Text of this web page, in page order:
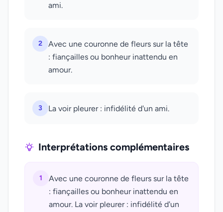
ami.
2
Avec une couronne de fleurs sur la tête
: fiançailles ou bonheur inattendu en
amour.
3 La voir pleurer : infidélité d'un ami.
Interprétations complémentaires
1
Avec une couronne de fleurs sur la tête
: fiançailles ou bonheur inattendu en
amour. La voir pleurer : infidélité d'un